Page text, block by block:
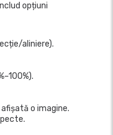
opțiuni
aliniere).
o imagine.